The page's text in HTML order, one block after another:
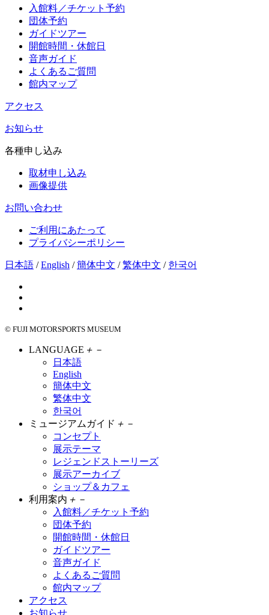
入館料／チケット予約
団体予約
ガイドツアー
開館時間・休館日
音声ガイド
よくあるご質問
館内マップ
アクセス
お知らせ
各種申し込み
取材申し込み
画像提供
お問い合わせ
ご利用にあたって
プライバシーポリシー
日本語 /English /簡体中文 /繁体中文 / 한국어
© FUJI MOTORSPORTS MUSEUM
LANGUAGE ＋ －
日本語
English
簡体中文
繁体中文
한국어
ミュージアムガイド ＋ －
コンセプト
展示テーマ
レジェンドストーリーズ
展示アーカイブ
ショップ＆カフェ
利用案内 ＋ －
入館料／チケット予約
団体予約
開館時間・休館日
ガイドツアー
音声ガイド
よくあるご質問
館内マップ
アクセス